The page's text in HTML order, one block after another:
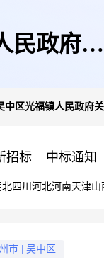
民政府关
中区光福镇人民政府
招标 中标通知
北四川 河北河南天津山
市 吴中区